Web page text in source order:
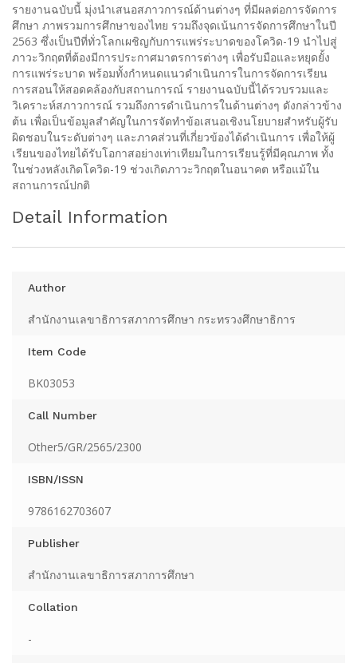
รายงานฉบับนี้ มุ่งนำเสนอสภาวการณ์ด้านต่างๆ ที่มีผลต่อการจัดการ
ศึกษา ภาพรวมการศึกษาของไทย รวมถึงจุดเน้นการจัดการศึกษาในปี
2563 ซึ่งเป็นปีที่ทั่วโลกเผชิญกับการแพร่ระบาดของโควิด-19 นำไปสู่
ภาวะวิกฤตที่ต้องมีการประกาศมาตรการต่างๆ เพื่อรับมือและหยุดยั้ง
การแพร่ระบาด พร้อมทั้งกำหนดแนวดำเนินการในการจัดการเรียน
การสอนให้สอดคล้องกับสถานการณ์ รายงานฉบับนี้ได้รวบรวมและ
วิเคราะห์สภาวการณ์ รวมถึงการดำเนินการในด้านต่างๆ ดังกล่าวข้าง
ต้น เพื่อเป็นข้อมูลสำคัญในการจัดทำข้อเสนอเชิงนโยบายสำหรับผู้รับ
ผิดชอบในระดับต่างๆ และภาคส่วนที่เกี่ยวข้องได้ดำเนินการ เพื่อให้ผู้
เรียนของไทยได้รับโอกาสอย่างเท่าเทียมในการเรียนรู้ที่มีคุณภาพ ทั้ง
ในช่วงหลังเกิดโควิด-19 ช่วงเกิดภาวะวิกฤตในอนาคต หรือแม้ใน
สถานการณ์ปกติ
Detail Information
Author
สำนักงานเลขาธิการสภาการศึกษา กระทรวงศึกษาธิการ
Item Code
BK03053
Call Number
Other5/GR/2565/2300
ISBN/ISSN
9786162703607
Publisher
สำนักงานเลขาธิการสภาการศึกษา
Collation
-